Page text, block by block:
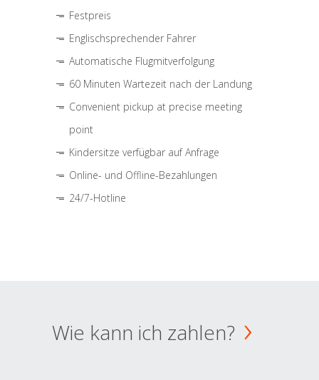
Festpreis
Englischsprechender Fahrer
Automatische Flugmitverfolgung
60 Minuten Wartezeit nach der Landung
Convenient pickup at precise meeting
point
Kindersitze verfügbar auf Anfrage
Online- und Offline-Bezahlungen
24/7-Hotline
Wie kann ich zahlen?